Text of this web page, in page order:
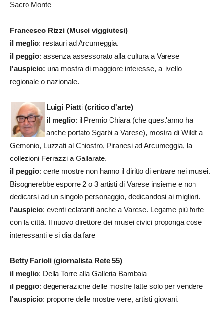
Sacro Monte
Francesco Rizzi (Musei viggiutesi)
il meglio: restauri ad Arcumeggia.
il peggio: assenza assessorato alla cultura a Varese
l'auspicio: una mostra di maggiore interesse, a livello
regionale o nazionale.
Luigi Piatti (critico d'arte)
il meglio: il Premio Chiara (che quest'anno ha
anche portato Sgarbi a Varese), mostra di Wildt a
Gemonio, Luzzati al Chiostro, Piranesi ad Arcumeggia, la
collezioni Ferrazzi a Gallarate.
il peggio: certe mostre non hanno il diritto di entrare nei musei.
Bisognerebbe esporre 2 o 3 artisti di Varese insieme e non
dedicarsi ad un singolo personaggio, dedicandosi ai migliori.
l'auspicio: eventi eclatanti anche a Varese. Legame più forte
con la città. Il nuovo direttore dei musei civici proponga cose
interessanti e si dia da fare
Betty Farioli (giornalista Rete 55)
il meglio: Della Torre alla Galleria Bambaia
il peggio: degenerazione delle mostre fatte solo per vendere
l'auspicio: proporre delle mostre vere, artisti giovani.